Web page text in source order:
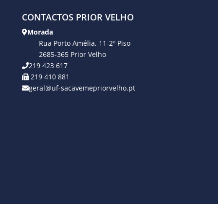
CONTACTOS PRIOR VELHO
Morada
Rua Porto Amélia, 11-2º Piso
2685-365 Prior Velho
219 423 617
219 410 881
geral@uf-sacavemepriorvelho.pt